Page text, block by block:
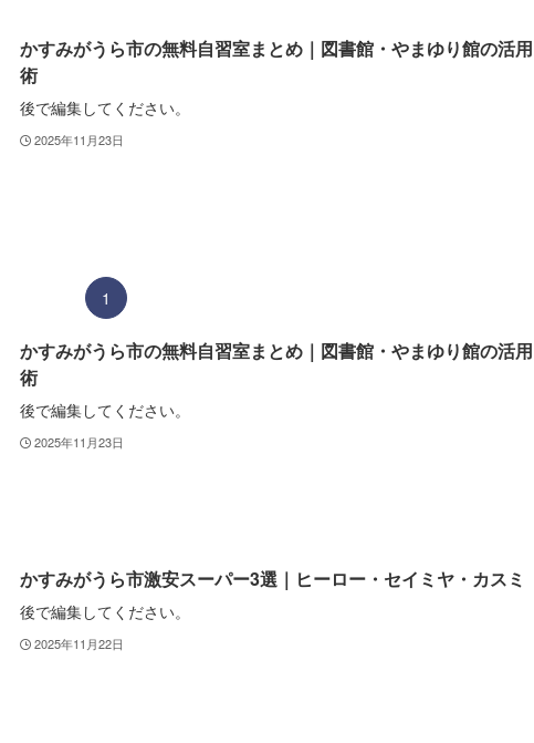
かすみがうら市の無料自習室まとめ｜図書館・やまゆり館の活用
術
後で編集してください。
2025年11月23日
1
かすみがうら市の無料自習室まとめ｜図書館・やまゆり館の活用
術
後で編集してください。
2025年11月23日
かすみがうら市激安スーパー3選｜ヒーロー・セイミヤ・カスミ
後で編集してください。
2025年11月22日